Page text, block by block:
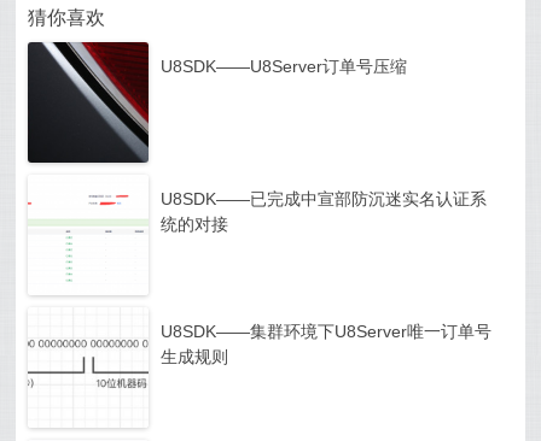
猜你喜欢
U8SDK——U8Server订单号压缩
U8SDK——已完成中宣部防沉迷实名认证系
统的对接
U8SDK——集群环境下U8Server唯一订单号
生成规则